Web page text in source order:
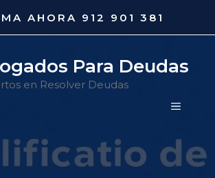
AHORA 912 901 381
Para Deudas
en Resolver Deudas
MENÚ